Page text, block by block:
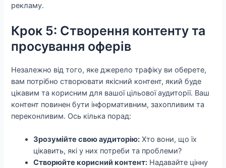
рекламу.
Крок 5: Створення контенту та
просування оферів
Незалежно від того, яке джерело трафіку ви оберете,
вам потрібно створювати якісний контент, який буде
цікавим та корисним для вашої цільової аудиторії. Ваш
контент повинен бути інформативним, захопливим та
переконливим. Ось кілька порад:
Зрозумійте свою аудиторію: Хто вони, що їх
цікавить, які у них потреби та проблеми?
Створюйте корисний контент: Надавайте цінну